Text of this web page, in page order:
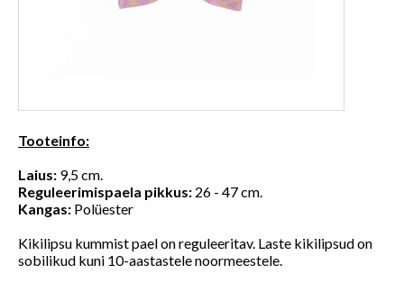
Tooteinfo:
Laius: 9,5 cm.
Reguleerimispaela pikkus: 26 - 47 cm.
Kangas: Polüester
Kikilipsu kummist pael on reguleeritav. Laste kikilipsud on
sobilikud kuni 10-aastastele noormeestele.